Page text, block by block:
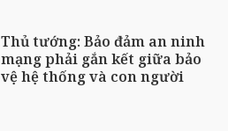
Thủ tướng: Bảo đảm an ninh
mạng phải gắn kết giữa bảo
vệ hệ thống và con người